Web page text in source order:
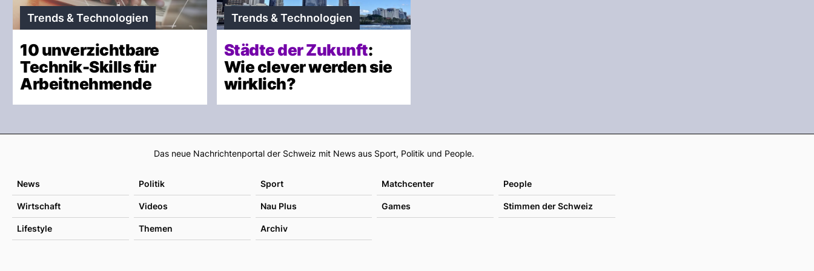
Trends & Technologien
10 unverzichtbare
Technik-Skills für
Arbeitnehmende
Trends & Technologien
Städte der Zukunft:
Wie clever werden sie
wirklich?
Footer
Das neue Nachrichtenportal der Schweiz mit News aus Sport, Politik und People.
News Politik Sport Matchcenter People
Wirtschaft Videos Nau Plus Games Stimmen der Schweiz
Lifestyle Themen Archiv